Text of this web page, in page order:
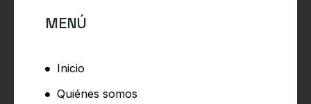
MENÚ
Inicio
Quiénes somos